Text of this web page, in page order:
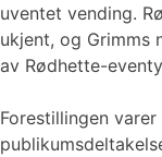
uventet vending.
ukjent, og Grimms
av Rødhette-
Forestillingen